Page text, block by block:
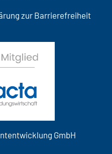
zur Barrierefreiheit
GmbH